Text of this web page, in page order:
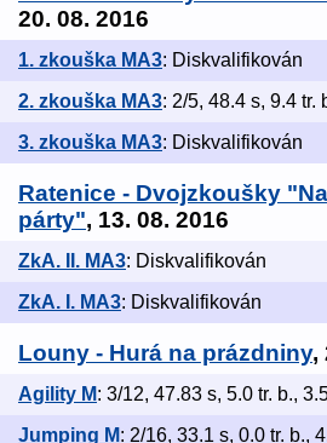
20. 08. 2016
1. zkouška MA3: Diskvalifikován
2. zkouška MA3: 2/5, 48.4 s, 9.4 tr.
3. zkouška MA3: Diskvalifikován
Ratenice - Dvojzkoušky
párty", 13. 08. 2016
ZkA. II. MA3: Diskvalifikován
ZkA. I. MA3: Diskvalifikován
Louny - Hurá na prázdniny,
Agility M: 3/12, 47.83 s, 5.0 tr. b.,
Jumping M: 2/16, 33.1 s, 0.0 tr. b.,